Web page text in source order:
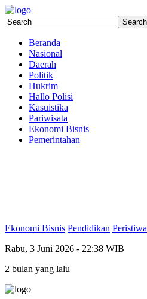
Beranda
Nasional
Daerah
Politik
Hukrim
Hallo Polisi
Kasuistika
Pariwisata
Ekonomi Bisnis
Pemerintahan
Ekonomi Bisnis Pendidikan Peristiwa
Rabu, 3 Juni 2026 - 22:38 WIB
2 bulan yang lalu